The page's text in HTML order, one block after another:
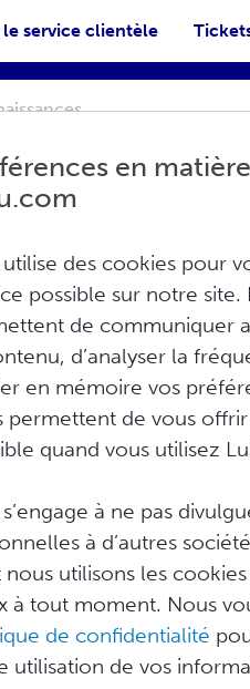
service clientèle
la version originale a
les conditions décrites
un éditeur en votre nom
éditeur dans toutes les
votre livre. Lulu envoie ces
de données Bowker's
identifientLulu.com
en
utilise des cookies pour
possible sur notre
de communiquer
d’analyser la
en mémoire vos
permettent de vous
quand vous utilisez
à ne pas
à d’autres
nous utilisons les
à tout moment. Nous
de confidentialité
utilisation de vos